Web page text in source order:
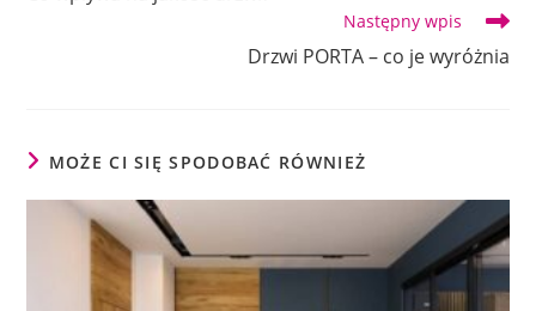
Następny wpis
Drzwi PORTA – co je wyróżnia
MOŻE CI SIĘ SPODOBAĆ RÓWNIEŻ